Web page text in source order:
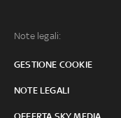
Note legali:
GESTIONE COOKIE
NOTE LEGALI